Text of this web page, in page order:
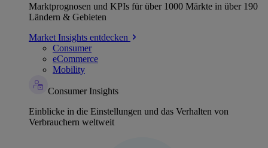
Marktprognosen und KPIs für über 1000 Märkte in über 190
Ländern & Gebieten
Market Insights entdecken
Consumer
eCommerce
Mobility
Consumer Insights
Einblicke in die Einstellungen und das Verhalten von
Verbrauchern weltweit